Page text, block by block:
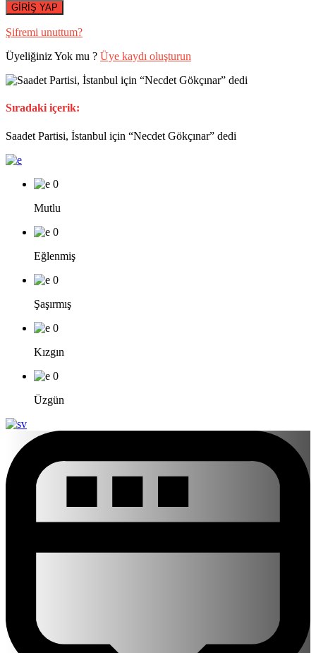
GİRİŞ YAP
Şifremi unuttum?
Üyeliğiniz Yok mu ? Üye kaydı oluşturun
Sıradaki içerik:
Saadet Partisi, İstanbul için “Necdet Gökçınar” dedi
0
Mutlu
0
Eğlenmiş
0
Şaşırmış
0
Kızgın
0
Üzgün